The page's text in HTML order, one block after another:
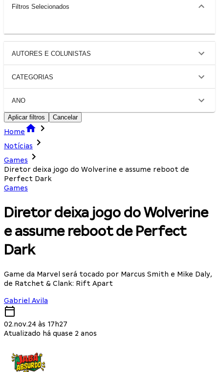
Filtros Selecionados
AUTORES E COLUNISTAS
CATEGORIAS
ANO
Aplicar filtros Cancelar
Home
Notícias
Games
Diretor deixa jogo do Wolverine e assume reboot de
Perfect Dark
Games
Diretor deixa jogo do Wolverine
e assume reboot de Perfect
Dark
Game da Marvel será tocado por Marcus Smith e Mike Daly,
de Ratchet & Clank: Rift Apart
Gabriel Avila
02.nov.24 às 17h27
Atualizado há quase 2 anos